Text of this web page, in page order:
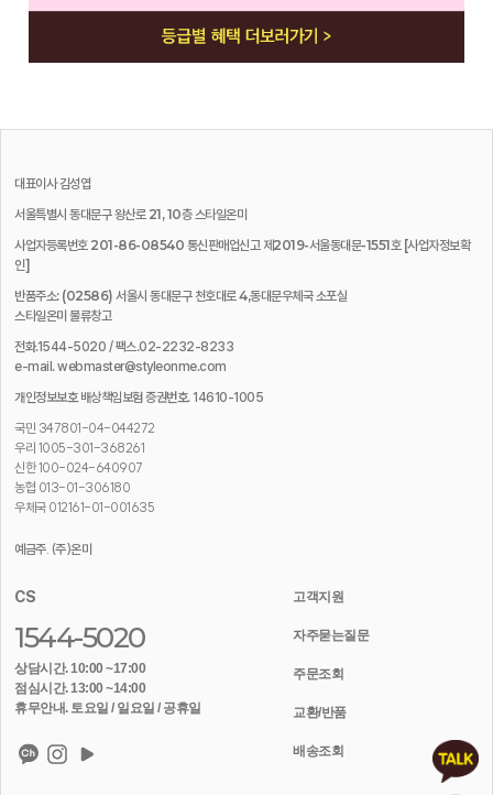
대표이사 김성엽
서울특별시 동대문구 왕산로 21, 10층 스타일온미
사업자등록번호 201-86-08540 통신판매업신고 제2019-서울동대문-1551호 [사업자정보확
인]
반품주소: (02586) 서울시 동대문구 천호대로 4,동대문우체국 소포실
스타일온미 물류창고
전화.1544-5020 / 팩스.02-2232-8233
e-mail. webmaster@styleonme.com
개인정보보호 배상책임보험 증권번호. 14610-1005
국민 347801-04-044272
우리 1005-301-368261
신한 100-024-640907
농협 013-01-306180
우체국 012161-01-001635
예금주. (주)온미
CS
1544-5020
상담시간. 10:00 ~17:00
점심시간. 13:00 ~14:00
휴무안내. 토요일 / 일요일 / 공휴일
고객지원
자주묻는질문
주문조회
교환/반품
배송조회